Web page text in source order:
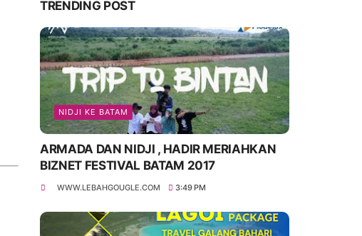
TRENDING POST
NIDJI KE BATAM
ARMADA DAN NIDJI , HADIR MERIAHKAN
BIZNET FESTIVAL BATAM 2017
WWW.LEBAHGOUGLE.COM 3:49 PM